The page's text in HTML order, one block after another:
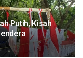
Putih, Kisah